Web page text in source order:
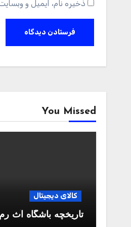
ذخیره نام، ایمیل و
You Missed
کالای دیجیتال
تاریخچه باشگاه آث رم